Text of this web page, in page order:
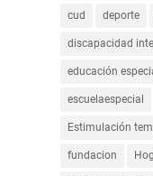
cud deporte
discapacidad
educación
escuelaespecial
Estimulación
fundacion